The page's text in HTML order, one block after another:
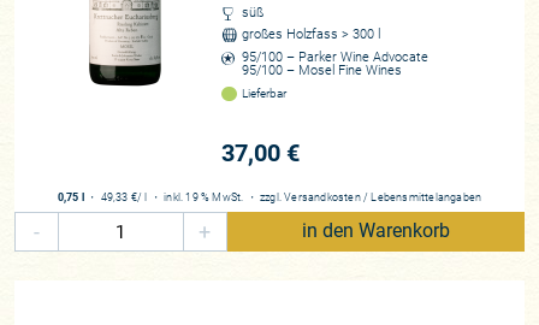
süß
großes Holzfass > 300 l
95/100 – Parker Wine Advocate
95/100 – Mosel Fine Wines
Lieferbar
37,00 €
0,75 l ・ 49,33 €/ l ・inkl. 19 % MwSt. ・ zzgl.Versandkosten / Lebensmittelangaben
- + in den Warenkorb